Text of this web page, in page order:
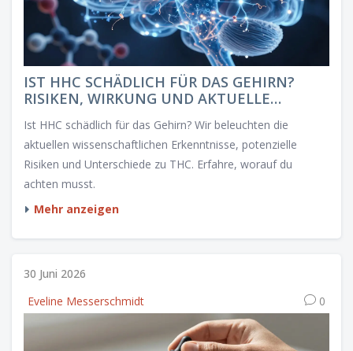
IST HHC SCHÄDLICH FÜR DAS GEHIRN?
RISIKEN, WIRKUNG UND AKTUELLE
Ist HHC schädlich für das Gehirn? Wir beleuchten die
aktuellen wissenschaftlichen Erkenntnisse, potenzielle
Risiken und Unterschiede zu THC. Erfahre, worauf du
achten musst.
Mehr anzeigen
30 Juni 2026
Eveline Messerschmidt
0